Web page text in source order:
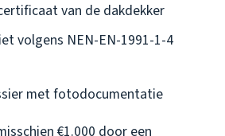
van de dakdekker
volgens NEN-EN-1991-1-4
met fotodocumentatie
€1.000 door een